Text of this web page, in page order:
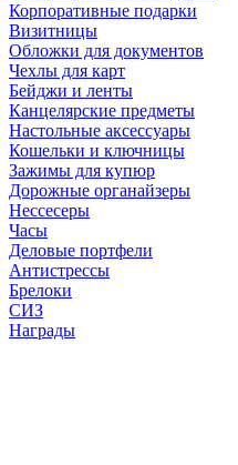
Корпоративные подарки
Визитницы
Обложки для документов
Чехлы для карт
Бейджи и ленты
Канцелярские предметы
Настольные аксессуары
Кошельки и ключницы
Зажимы для купюр
Дорожные органайзеры
Нессесеры
Часы
Деловые портфели
Антистрессы
Брелоки
СИЗ
Награды